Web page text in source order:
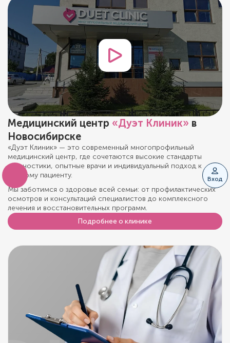
Вход
Медицинский центр «Дуэт Клиник» в
Новосибирске
«Дуэт Клиник» — это современный многопрофильный
медицинский центр, где сочетаются высокие стандарты
диагностики, опытные врачи и индивидуальный подход к
каждому пациенту.
Мы заботимся о здоровье всей семьи: от профилактических
осмотров и консультаций специалистов до комплексного
лечения и восстановительных программ.
Подробнее о клинике